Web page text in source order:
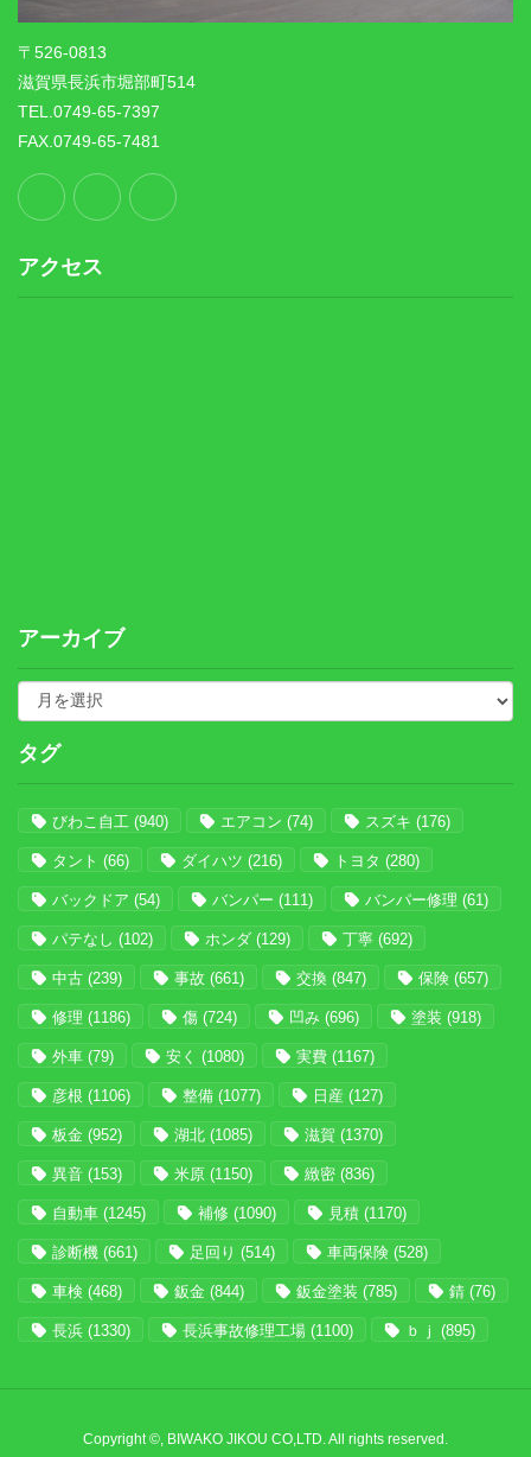
〒526-0813
滋賀県長浜市堀部町514
TEL.0749-65-7397
FAX.0749-65-7481
アクセス
アーカイブ
タグ
びわこ自工 (940) エアコン (74) スズキ (176)
タント (66) ダイハツ (216) トヨタ (280)
バックドア (54) バンパー (111) バンパー修理 (61)
パテなし (102) ホンダ (129) 丁寧 (692)
中古 (239) 事故 (661) 交換 (847) 保険 (657)
修理 (1186) 傷 (724) 凹み (696) 塗装 (918)
外車 (79) 安く (1080) 実費 (1167)
彦根 (1106) 整備 (1077) 日産 (127)
板金 (952) 湖北 (1085) 滋賀 (1370)
異音 (153) 米原 (1150) 緻密 (836)
自動車 (1245) 補修 (1090) 見積 (1170)
診断機 (661) 足回り (514) 車両保険 (528)
車検 (468) 鈑金 (844) 鈑金塗装 (785) 錆 (76)
長浜 (1330) 長浜事故修理工場 (1100) ｂｊ (895)
Copyright ©, BIWAKO JIKOU CO,LTD. All rights reserved.